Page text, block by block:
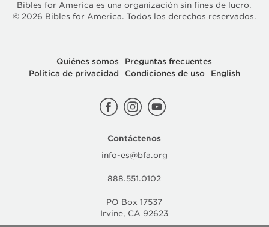
Bibles for America es una organización sin fines de lucro.
© 2026 Bibles for America. Todos los derechos reservados.
Quiénes somos
Preguntas frecuentes
Política de privacidad
Condiciones de uso English
Contáctenos
info-es@bfa.org
888.551.0102
PO Box 17537
Irvine, CA 92623